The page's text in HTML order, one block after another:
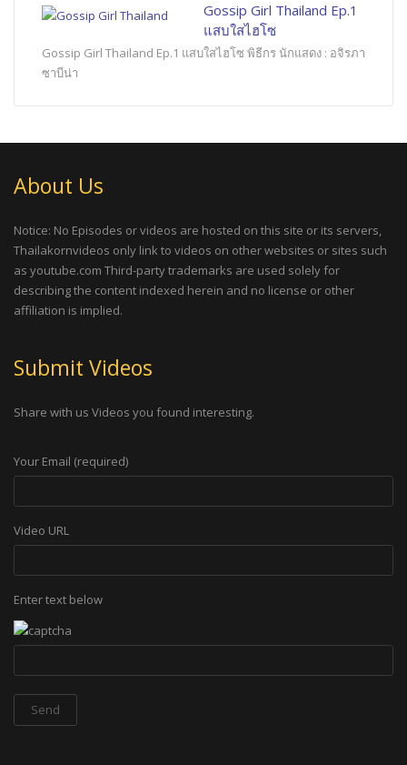
Gossip Girl Thailand Ep.1
แสบใสไฮโซ
Gossip Girl Thailand Ep.1 แสบใสไฮโซ พิธีกร นักแสดง : อจิรภา
ซาบีน่า
About Us
Notice: No Episodes or videos are hosted on this site or its servers,
Thailakornvideos only link to videos on other websites or sites such
as youtube.com Third-party trademarks are used solely for
describing the content indexed herein and no license or other
affiliation is implied.
Submit Videos
Share with us Videos you found interesting.
Your Email (required)
Video URL
Enter text below